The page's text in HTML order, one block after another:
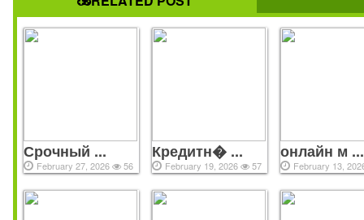
практике займ, микрозайм и микрокредит онлайн на
используются как взаимозаменяемые понятия.
онлайн заявку, выбрать подходящее предложение, и уже
Срочный ...
February 27, 2026 56
Кредитн� ...
February 19, 2026 57
онлайн м ...
February 13,